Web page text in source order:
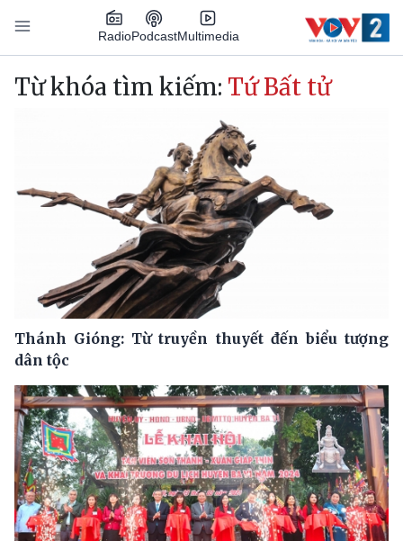
Nhảy đến nội dung
RadioPodcastMultimedia
Main navigation
Từ khóa tìm kiếm: Tứ Bất tử
Thánh Gióng: Từ truyền thuyết đến biểu tượng
dân tộc